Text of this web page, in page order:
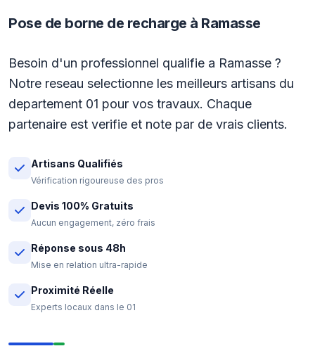
Pose de borne de recharge à Ramasse
Besoin d'un professionnel qualifie a Ramasse ?
Notre reseau selectionne les meilleurs artisans du
departement 01 pour vos travaux. Chaque
partenaire est verifie et note par de vrais clients.
Artisans Qualifiés
Vérification rigoureuse des pros
Devis 100% Gratuits
Aucun engagement, zéro frais
Réponse sous 48h
Mise en relation ultra-rapide
Proximité Réelle
Experts locaux dans le 01